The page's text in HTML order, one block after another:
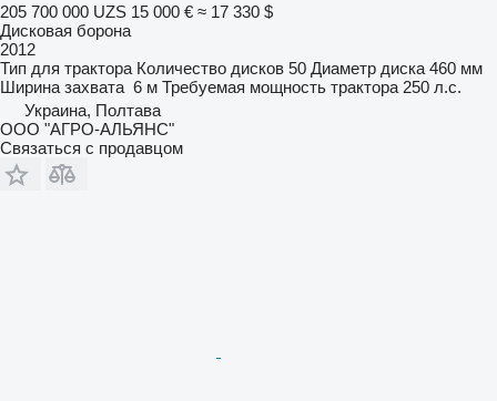
205 700 000 UZS 15 000 € ≈ 17 330 $
Дисковая борона
2012
Тип для трактора Количество дисков 50 Диаметр диска 460 мм
Ширина захвата 6 м Требуемая мощность трактора 250 л.с.
Украина, Полтава
ООО "АГРО-АЛЬЯНС"
Связаться с продавцом